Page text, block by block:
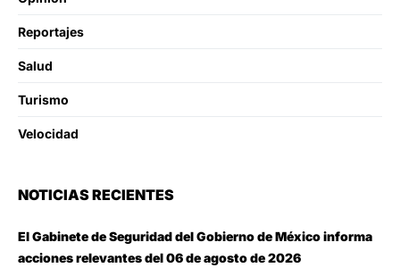
Reportajes
Salud
Turismo
Velocidad
NOTICIAS RECIENTES
El Gabinete de Seguridad del Gobierno de México informa
acciones relevantes del 06 de agosto de 2026